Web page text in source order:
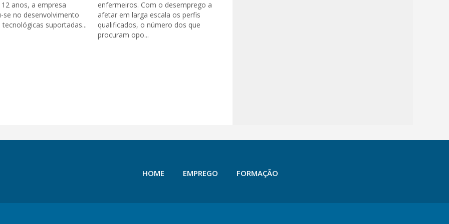
anos, a empresa
se no desenvolvimento
suportadas...
enfermeiros. Com o desemprego a
afetar em larga escala os perfis
qualificados, o número dos que
procuram opo...
HOME EMPREGO FORMAÇÃO